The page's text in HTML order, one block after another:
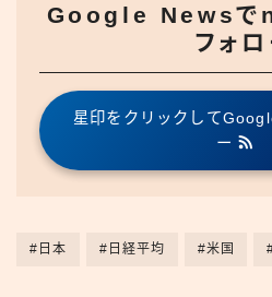
Google News
フォロ
星印をクリックして
ー
#日本 #日経平均 #米国